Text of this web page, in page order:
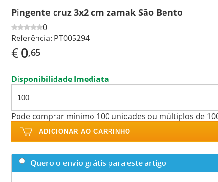
Pingente cruz 3x2 cm zamak São Bento
0
Referência: PT005294
€0,65
Disponibilidade Imediata
Pode comprar mínimo 100 unidades ou múltiplos de
ADICIONAR AO CARRINHO
Quero o envio grátis para este artigo